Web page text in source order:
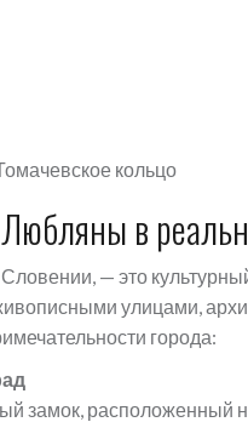
кольцо
в
— это
улицами,
города:
замок, расположенный